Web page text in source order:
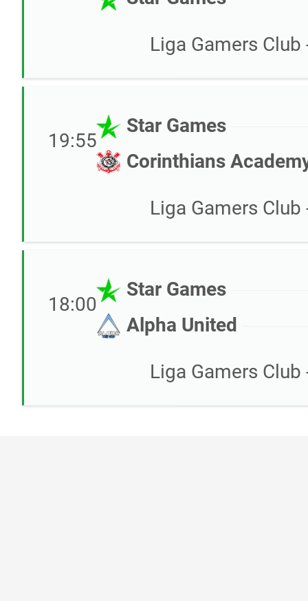
Liga Gamers
19:55
Star Games
Corinthians
Liga Gamers
18:00
Star Games
Alpha United
Liga Gamers